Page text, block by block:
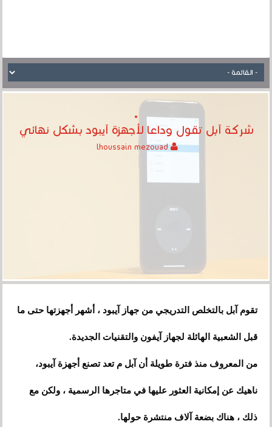
شركة آبل تقول وداعا لأجهزة آيبود بشكل نهائي
lhoussain mezouad
تقوم آبل بالتخلص التدريجي من جهاز آيبود ، أشهر أجهزتها حتى ما
قبل الشعبية الهائلة لجهاز آيفون والتقنيات الجديدة.
من المعروف منذ فترة طويلة أن آبل م تعد تصنع أجهزة آيبود،
ناهيك عن إمكانية العثور عليها في متاجرها الرسمية ، ولكن مع
ذلك ، هناك بضعة آلاف منتشرة حولها.